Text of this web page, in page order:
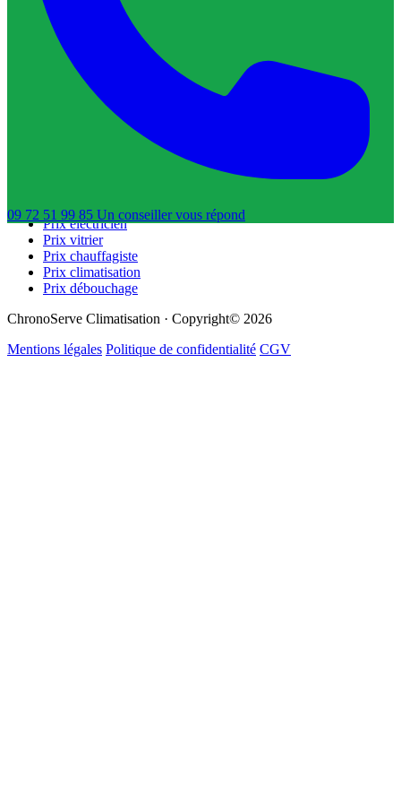
09 72 51 99 85 Un conseillervous répond
Trouver un serrurier
Trouver un électricien
Trouver un vitrier
Trouver un chauffagiste
Trouver un dératiseur
Trouver un déboucheur de canalisation
Trouver un réparateur de volets roulants
Prix serrurier
Prix électricien
Prix vitrier
Prix chauffagiste
Prix climatisation
Prix débouchage
ChronoServe Climatisation · Copyright© 2026
Mentions légales Politique de confidentialité CGV